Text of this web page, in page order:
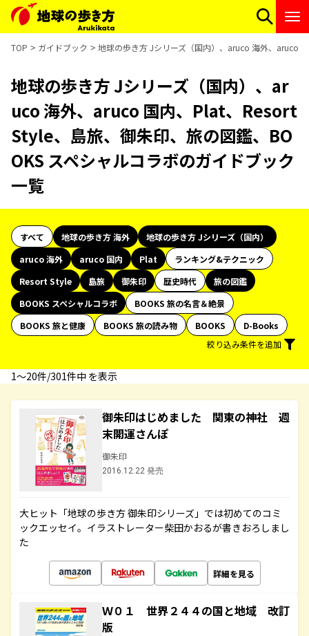
TOP ガイドブック 地球の歩き方 Jシリーズ（国内）、aruco 海外、aruco
地球の歩き方 Jシリーズ（国内）、ar
uco 海外、aruco 国内、Plat、Resort
Style、島旅、御朱印、旅の図鑑、BO
OKS スペシャルコラボのガイドブック
一覧
すべて 地球の歩き方 海外
地球の歩き方 Jシリーズ（国内）
aruco 海外
aruco 国内 Plat
ランキング&テクニック
Resort Style
島旅 御朱印 歴史時代
旅の図鑑
BOOKS スペシャルコラボ
BOOKS 旅の名言＆絶景
BOOKS 旅と健康
BOOKS 旅の読み物 BOOKS
D-Books
絞り込み条件を追加
1〜20件/301件中 を表示
御朱印はじめました 関東の神社 週
末開運さんぽ
御朱印
2016.12.22 発売
大ヒット「地球の歩き方 御朱印シリーズ」では初めてのコミ
ックエッセイ。イラストレーター柴田かおるが書きおろしまし
た
詳細を見る
Ｗ０１ 世界２４４の国と地域 改訂
版